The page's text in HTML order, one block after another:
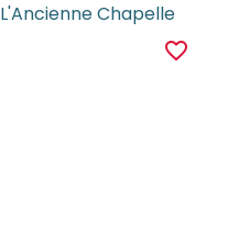
L'Ancienne Chapelle
favorite_border